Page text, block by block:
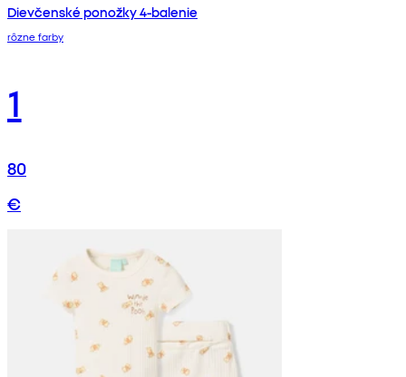
Dievčenské ponožky 4-balenie
rôzne farby
1
80
€